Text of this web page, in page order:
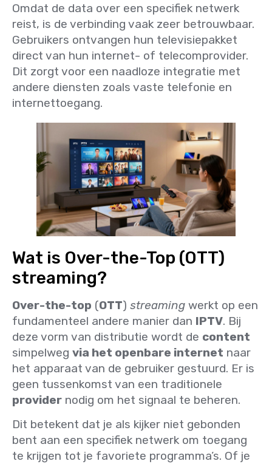
Omdat de data over een specifiek netwerk
reist, is de verbinding vaak zeer betrouwbaar.
Gebruikers ontvangen hun televisiepakket
direct van hun internet- of telecomprovider.
Dit zorgt voor een naadloze integratie met
andere diensten zoals vaste telefonie en
internettoegang.
Wat is Over-the-Top (OTT)
streaming?
Over-the-top (OTT) streaming werkt op een
fundamenteel andere manier dan IPTV. Bij
deze vorm van distributie wordt de content
simpelweg via het openbare internet naar
het apparaat van de gebruiker gestuurd. Er is
geen tussenkomst van een traditionele
provider nodig om het signaal te beheren.
Dit betekent dat je als kijker niet gebonden
bent aan een specifiek netwerk om toegang
te krijgen tot je favoriete programma’s. Of je